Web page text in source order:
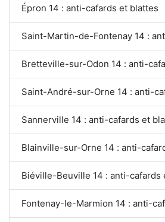
Épron 14 : anti-cafards et blattes
Saint-Martin-de-Fontenay 14 :
Bretteville-sur-Odon 14 : anti-
Saint-André-sur-Orne 14 : anti-
Sannerville 14 : anti-cafards et
Blainville-sur-Orne 14 : anti-
Biéville-Beuville 14 : anti-cafards
Fontenay-le-Marmion 14 : anti-